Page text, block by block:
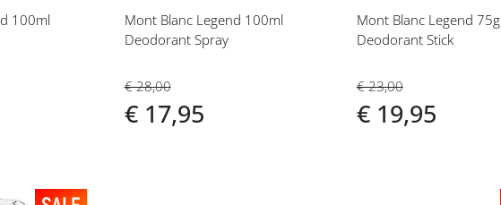
100ml
Mont Blanc Legend 100ml
Deodorant Spray
€ 28,00
€ 17,95
Mont Blanc Legend 75g
Deodorant Stick
€ 23,00
€ 19,95